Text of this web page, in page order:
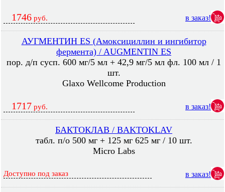
1746 руб. в заказ!
АУГМЕНТИН ES (Амоксициллин и ингибитор
фермента) / AUGMENTIN ES
пор. д/п сусп. 600 мг/5 мл + 42,9 мг/5 мл фл. 100 мл / 1
шт.
Glaxo Wellcome Production
1717 руб. в заказ!
БАКТОКЛАВ / BAKTOKLAV
табл. п/о 500 мг + 125 мг 625 мг / 10 шт.
Micro Labs
Доступно под заказ в заказ!